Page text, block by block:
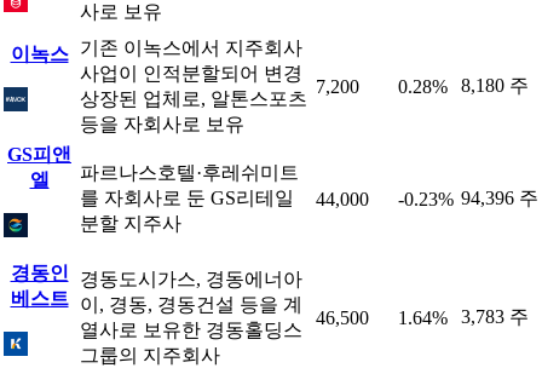
사로 보유
이녹스
기존 이녹스에서 지주회사
사업이 인적분할되어 변경
상장된 업체로, 알톤스포츠
등을 자회사로 보유
7,200 0.28% 8,180 주
GS피앤
엘
파르나스호텔·후레쉬미트
를 자회사로 둔 GS리테일
분할 지주사
44,000 -0.23% 94,396 주
경동인
베스트
경동도시가스, 경동에너아
이, 경동, 경동건설 등을 계
열사로 보유한 경동홀딩스
그룹의 지주회사
46,500 1.64% 3,783 주